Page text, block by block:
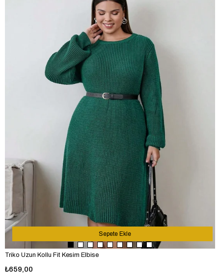
Triko Uzun Kollu Fit Kesim Elbise
₺659,00
Sepete Ekle